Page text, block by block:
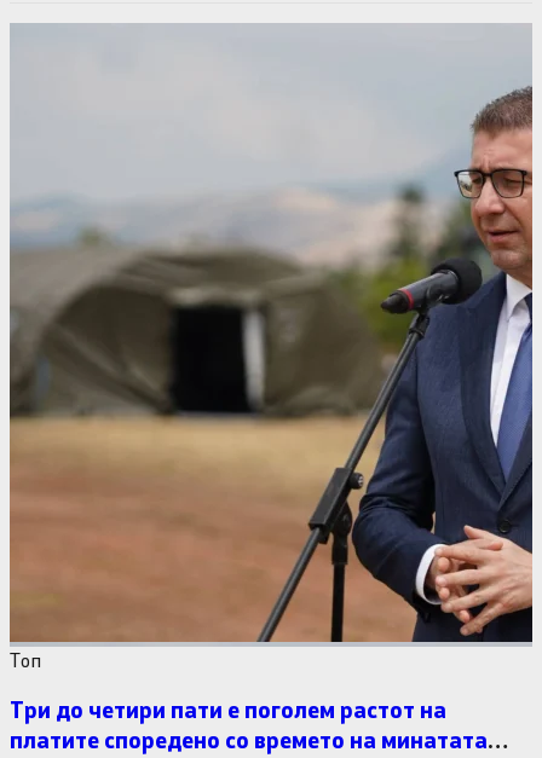
Tоп
Три до четири пати е поголем растот на
платите споредено со времето на минатата